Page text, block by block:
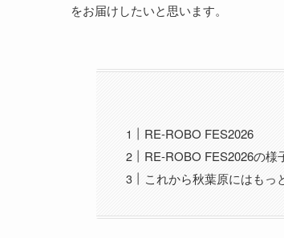
をお届けしたいと思います。
RE-ROBO FES2026
RE-ROBO FES2026の様
これから秋葉原にはもっ